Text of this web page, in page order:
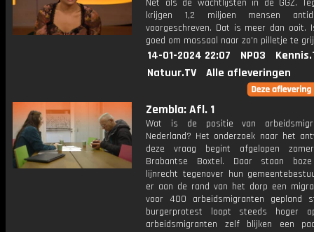
Net als de wachtlijsten in de GGZ.
krijgen 1,2 miljoen mensen
voorgeschreven. Dat is meer dan ooit.
goed om massaal naar zo'n pilletje te
14-01-2024 22:07 NPO3
Natuur.TV
Alle afleveringen
Zembla: Afl. 1
Wat is de positie van
Nederland? Het onderzoek naar het
deze vraag begint afgelopen
Brabantse Boxtel. Daar staan
lijnrecht tegenover hun
er aan de rand van het dorp een
voor 400 arbeidsmigranten gepland
burgerprotest loopt steeds hoger
arbeidsmigranten zelf blijken een